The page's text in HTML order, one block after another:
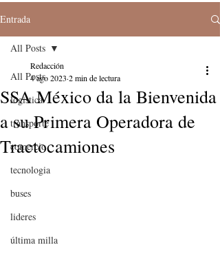
Entrada
All Posts
logistica
transporte
comercio
tecnologia
buses
lideres
última milla
All Posts
SSA México da la Bienvenida
a su Primera Operadora de
Tractocamiones
Redacción
4 ago 2023 2 min de lectura